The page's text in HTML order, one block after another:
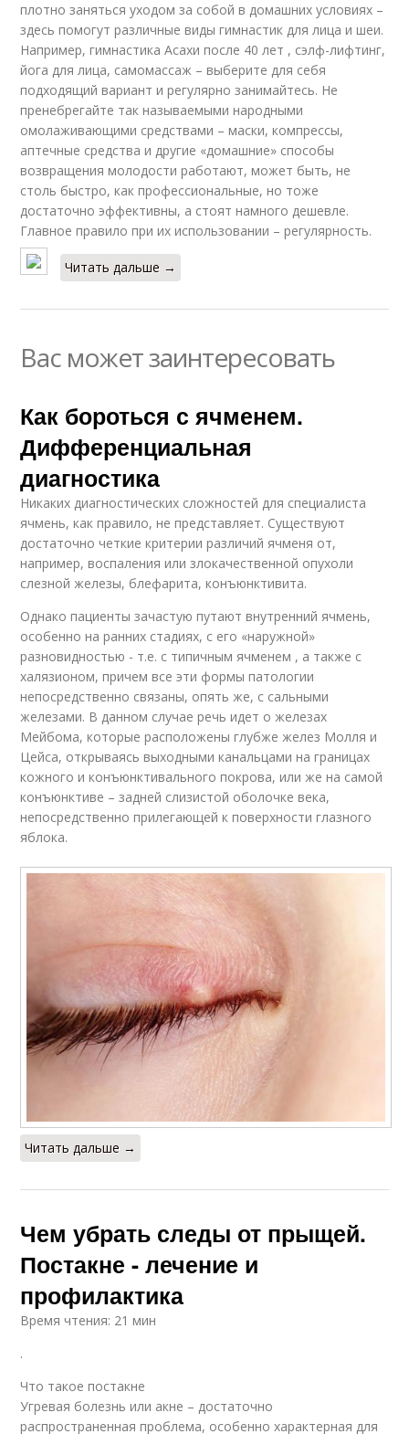
плотно заняться уходом за собой в домашних условиях –
здесь помогут различные виды гимнастик для лица и шеи.
Например, гимнастика Асахи после 40 лет , сэлф-лифтинг,
йога для лица, самомассаж – выберите для себя
подходящий вариант и регулярно занимайтесь. Не
пренебрегайте так называемыми народными
омолаживающими средствами – маски, компрессы,
аптечные средства и другие «домашние» способы
возвращения молодости работают, может быть, не
столь быстро, как профессиональные, но тоже
достаточно эффективны, а стоят намного дешевле.
Главное правило при их использовании – регулярность.
Читать дальше →
Вас может заинтересовать
Как бороться с ячменем.
Дифференциальная
диагностика
Никаких диагностических сложностей для специалиста
ячмень, как правило, не представляет. Существуют
достаточно четкие критерии различий ячменя от,
например, воспаления или злокачественной опухоли
слезной железы, блефарита, конъюнктивита.
Однако пациенты зачастую путают внутренний ячмень,
особенно на ранних стадиях, с его «наружной»
разновидностью - т.е. с типичным ячменем , а также с
халязионом, причем все эти формы патологии
непосредственно связаны, опять же, с сальными
железами. В данном случае речь идет о железах
Мейбома, которые расположены глубже желез Молля и
Цейса, открываясь выходными канальцами на границах
кожного и конъюнктивального покрова, или же на самой
конъюнктиве – задней слизистой оболочке века,
непосредственно прилегающей к поверхности глазного
яблока.
Читать дальше →
Чем убрать следы от прыщей.
Постакне - лечение и
профилактика
Время чтения: 21 мин
.
Что такое постакне
Угревая болезнь или акне – достаточно
распространенная проблема, особенно характерная для